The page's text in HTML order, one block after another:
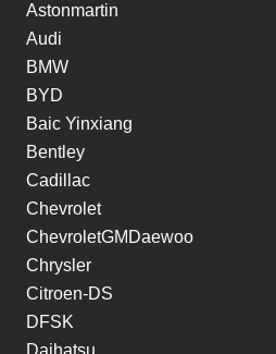
Astonmartin
Audi
BMW
BYD
Baic Yinxiang
Bentley
Cadillac
Chevrolet
ChevroletGMDaewoo
Chrysler
Citroen-DS
DFSK